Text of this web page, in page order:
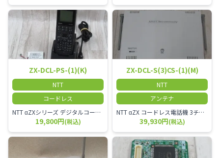
ZX-DCL-PS-(1)(K)
NTT
コードレス
NTT αZXシリーズ デジタルコードレス電話機（黒） 倉庫や工場など、オフィスから離れて仕事をする方に適しています。 コードレス単体では使用できないので、別途、専用の主装置及びアンテナが必要です。
19,800円(税込)
ZX-DCL-S(3)CS-(1)(M)
NTT
アンテナ
NTT αZX コードレス電話機 3チャンネル用 接続装置 マスター デジタルコードレス（ZX-DCL-PS等）の専用管理用アンテナです。
39,930円(税込)